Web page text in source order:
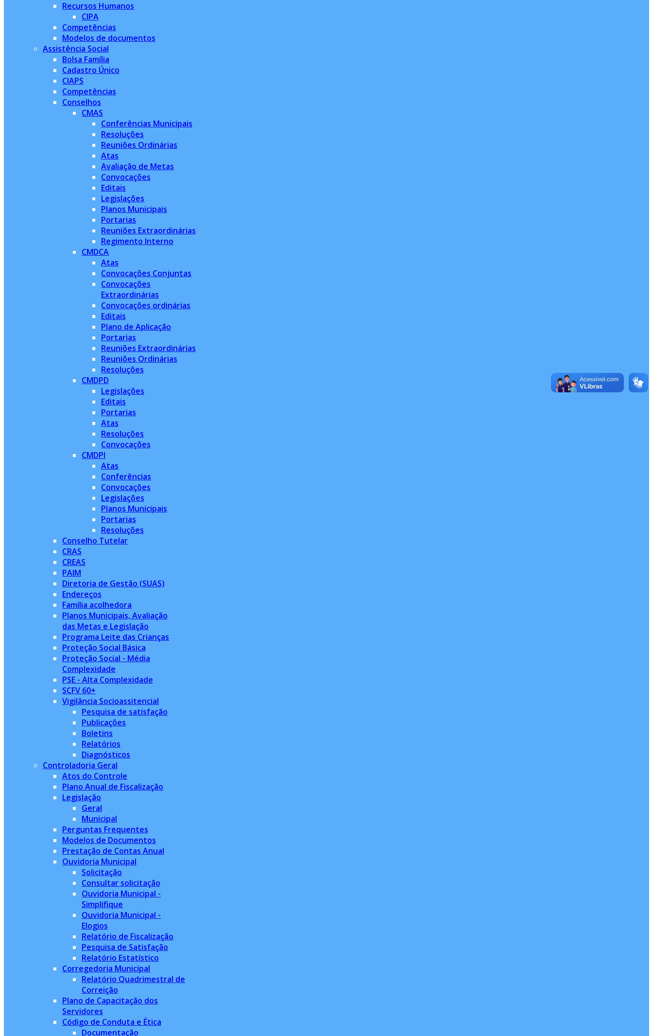
Recursos Humanos
CIPA
Competências
Modelos de documentos
Assistência Social
Bolsa Família
Cadastro Único
CIAPS
Competências
Conselhos
CMAS
Conferências Municipais
Resoluções
Reuniões Ordinárias
Atas
Avaliação de Metas
Convocações
Editais
Legislações
Planos Municipais
Portarias
Reuniões Extraordinárias
Regimento Interno
CMDCA
Atas
Convocações Conjuntas
Convocações
Extraordinárias
Convocações ordinárias
Editais
Plano de Aplicação
Portarias
Reuniões Extraordinárias
Reuniões Ordinárias
Resoluções
CMDPD
Legislações
Editais
Portarias
Atas
Resoluções
Convocações
CMDPI
Atas
Conferências
Convocações
Legislações
Planos Municipais
Portarias
Resoluções
Conselho Tutelar
CRAS
CREAS
PAIM
Diretoria de Gestão (SUAS)
Endereços
Família acolhedora
Planos Municipais, Avaliação
das Metas e Legislação
Programa Leite das Crianças
Proteção Social Básica
Proteção Social - Média
Complexidade
PSE - Alta Complexidade
SCFV 60+
Vigilância Socioassitencial
Pesquisa de satisfação
Publicações
Boletins
Relatórios
Diagnósticos
Controladoria Geral
Atos do Controle
Plano Anual de Fiscalização
Legislação
Geral
Municipal
Perguntas Frequentes
Modelos de Documentos
Prestação de Contas Anual
Ouvidoria Municipal
Solicitação
Consultar solicitação
Ouvidoria Municipal -
Simplifique
Ouvidoria Municipal -
Elogios
Relatório de Fiscalização
Pesquisa de Satisfação
Relatório Estatístico
Corregedoria Municipal
Relatório Quadrimestral de
Correição
Plano de Capacitação dos
Servidores
Código de Conduta e Ética
Documentação